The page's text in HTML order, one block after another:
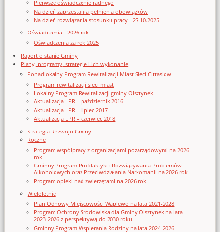
Pierwsze oświadczenie radnego
Na dzień zaprzestania pełnienia obowiązków
Na dzień rozwiązania stosunku pracy - 27.10.2025
Oświadczenia - 2026 rok
Oświadczenia za rok 2025
Raport o stanie Gminy
Plany, programy, strategie i ich wykonanie
Ponadlokalny Program Rewitalizacji Miast Sieci Cittaslow
Program rewitalizacji sieci miast
Lokalny Program Rewitalizacji gminy Olsztynek
Aktualizacja LPR – październik 2016
Aktualizacja LPR – lipiec 2017
Aktualizacja LPR – czerwiec 2018
Strategia Rozwoju Gminy
Roczne
Program współpracy z organizacjami pozarządowymi na 2026
rok
Gminny Program Profilaktyki i Rozwiązywania Problemów
Alkoholowych oraz Przeciwdziałania Narkomanii na 2026 rok
Program opieki nad zwierzętami na 2026 rok
Wieloletnie
Plan Odnowy Miejscowości Waplewo na lata 2021-2028
Program Ochrony Środowiska dla Gminy Olsztynek na lata
2023-2026 z perspektywą do 2030 roku
Gminny Program Wspierania Rodziny na lata 2024-2026